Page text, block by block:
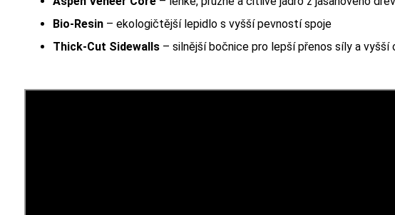
Bio-Resin – ekologičtější lepidlo s vyšší pevností spoje
Thick-Cut Sidewalls – silnější bočnice pro lepší přenos síly a vyšší